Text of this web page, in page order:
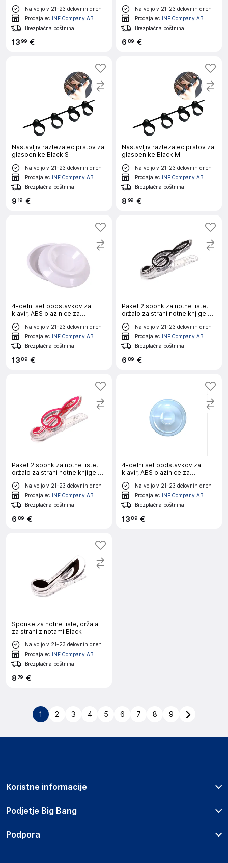
Na voljo v 21-23 delovnih dneh
Prodajalec INF Company AB
Brezplačna poštnina
1399 €
Na voljo v 21-23 delovnih dneh
Prodajalec INF Company AB
Brezplačna poštnina
6 89 €
Nastavljiv raztezalec prstov za
glasbenike Black S
Na voljo v 21-23 delovnih dneh
Prodajalec INF Company AB
Brezplačna poštnina
9 19 €
Nastavljiv raztezalec prstov za
glasbenike Black M
Na voljo v 21-23 delovnih dneh
Prodajalec INF Company AB
Brezplačna poštnina
8 99 €
4-delni set podstavkov za
klavir, ABS blazinice za
pokončni klavir White
Na voljo v 21-23 delovnih dneh
Prodajalec INF Company AB
Brezplačna poštnina
13 89 €
Paket 2 sponk za notne liste,
držalo za strani notne knjige za
klavir, tipkovnico Black
Na voljo v 21-23 delovnih dneh
Prodajalec INF Company AB
Brezplačna poštnina
6 89 €
Paket 2 sponk za notne liste,
držalo za strani notne knjige za
klavir, tipkovnico Red
Na voljo v 21-23 delovnih dneh
Prodajalec INF Company AB
Brezplačna poštnina
6 89 €
4-delni set podstavkov za
klavir, ABS blazinice za
pokončni klavir Transparent
Na voljo v 21-23 delovnih dneh
Prodajalec INF Company AB
Brezplačna poštnina
13 89 €
Sponke za notne liste, držala
za strani z notami Black
Na voljo v 21-23 delovnih dneh
Prodajalec INF Company AB
Brezplačna poštnina
8 79 €
1 2 3 4 5 6 7 8 9
Podjetje Big Bang
O podjetju
Koristne informacije
Prodajna mesta
Storitve
Dostava, vnos in odvoz
Podpora